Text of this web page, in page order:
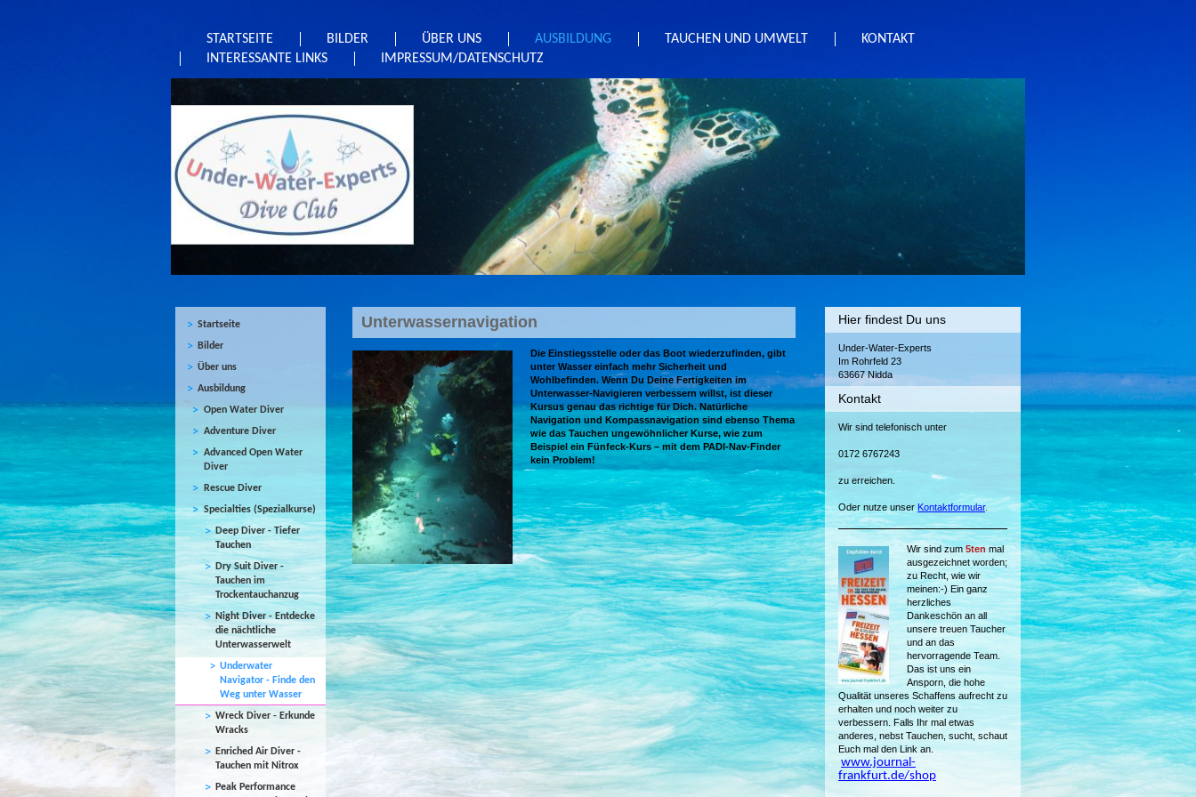
STARTSEITE BILDER ÜBER UNS AUSBILDUNG TAUCHEN UND UMWELT
KONTAKT
INTERESSANTE LINKS
IMPRESSUM/DATENSCHUTZ
Startseite
Bilder
Über uns
Ausbildung
Open Water Diver
Adventure Diver
Advanced Open Water
Diver
Rescue Diver
Specialties (Spezialkurse)
Deep Diver - Tiefer
Tauchen
Dry Suit Diver -
Tauchen im
Trockentauchanzug
Night Diver - Entdecke
die nächtliche
Unterwasserwelt
Underwater
Navigator - Finde den
Weg unter Wasser
Wreck Diver - Erkunde
Wracks
Enriched Air Diver -
Tauchen mit Nitrox
Peak Performance
Unterwassernavigation
Die Einstiegsstelle oder das Boot wiederzufinden, gibt
unter Wasser einfach mehr Sicherheit und
Wohlbefinden. Wenn Du Deine Fertigkeiten im
Unterwasser-Navigieren verbessern willst, ist dieser
Kursus genau das richtige für Dich. Natürliche
Navigation und Kompassnavigation sind ebenso Thema
wie das Tauchen ungewöhnlicher Kurse, wie zum
Beispiel ein Fünfeck-Kurs – mit dem PADI-Nav-Finder
kein Problem!
Hier findest Du uns
Under-Water-Experts
Im Rohrfeld 23
63667 Nidda
Kontakt
Wir sind telefonisch unter
0172 6767243
zu erreichen.
Oder nutze unser Kontaktformular.
Wir sind zum 5ten mal
ausgezeichnet worden;
zu Recht, wie wir
meinen:-) Ein ganz
herzliches
Dankeschön an all
unsere treuen Taucher
und an das
hervorragende Team.
Das ist uns ein
Ansporn, die hohe
Qualität unseres Schaffens aufrecht zu
erhalten und noch weiter zu
verbessern. Falls Ihr mal etwas
anderes, nebst Tauchen, sucht, schaut
Euch mal den Link an.
www.journal-
frankfurt.de/shop